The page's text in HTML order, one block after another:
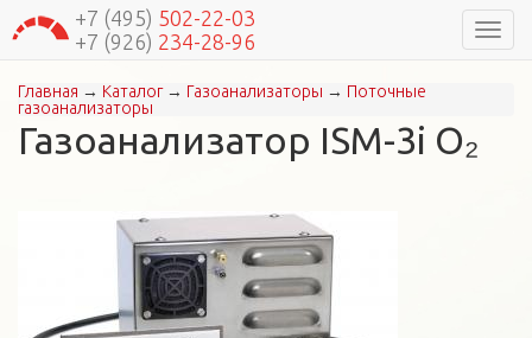
+7 (495) 502-22-03
+7 (926) 234-28-96
Вы здесь
Главная → Каталог→ Газоанализаторы → Поточные
газоанализаторы
Газоанализатор ISM-3i О₂